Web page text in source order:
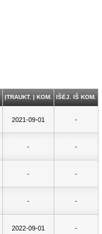
ĮTRAUKT. Į KOM. IŠĖJ. IŠ KOM.
2021-09-01 -
- -
- -
- -
2022-09-01 -